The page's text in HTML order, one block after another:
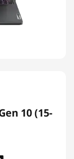
10 (15-